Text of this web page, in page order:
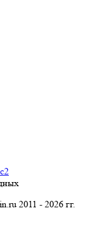
2011 - 2026 гг.